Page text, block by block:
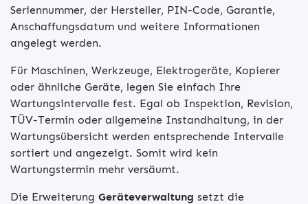
Seriennummer, der Hersteller, PIN-Code, Garantie,
Anschaffungsdatum und weitere Informationen
angelegt werden.
Für Maschinen, Werkzeuge, Elektrogeräte, Kopierer
oder ähnliche Geräte, legen Sie einfach Ihre
Wartungsintervalle fest. Egal ob Inspektion, Revision,
TÜV-Termin oder allgemeine Instandhaltung, in der
Wartungsübersicht werden entsprechende Intervalle
sortiert und angezeigt. Somit wird kein
Wartungstermin mehr versäumt.
Die Erweiterung Geräteverwaltung setzt die